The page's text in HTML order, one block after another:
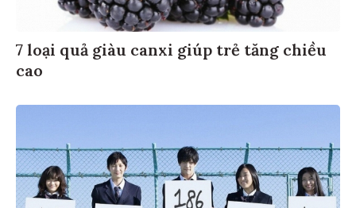
7 loại quả giàu canxi giúp trẻ tăng chiều
cao